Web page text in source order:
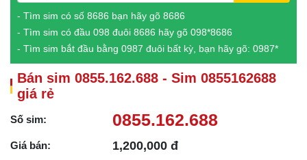
- Tìm sim có số 8686 bạn hãy gõ 8686
- Tìm sim có đầu 098 đuôi 8686 hãy gõ 098*8686
- Tìm sim bắt đầu bằng 0987 đuôi bất kỳ, bạn hãy gõ: 0987*
Bán sim 0855.162.688 - Sim 0855162688
giá rẻ
Số sim: 0855.162.688
Giá bán: 1,200,000 đ